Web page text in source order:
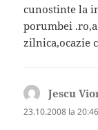
cunostinte la
porumbei
zilnica,ocazie
Jescu
23.10.2008 la 20:46